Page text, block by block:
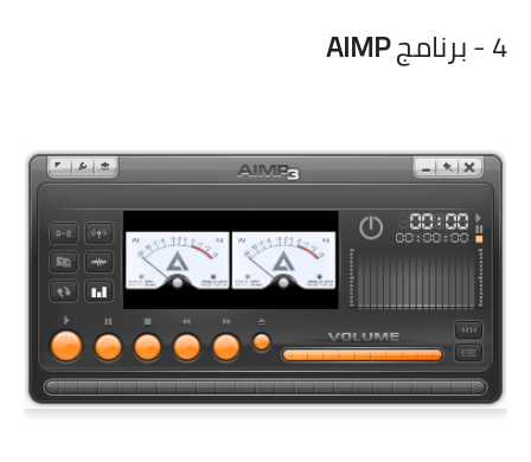
4 - برنامج AIMP